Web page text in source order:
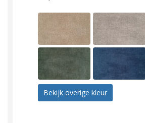
Bekijk overige kleur